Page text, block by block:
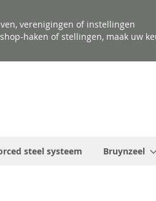
verenigingen of instellingen
haken of stellingen, maak uw
steel systeem Bruynzeel